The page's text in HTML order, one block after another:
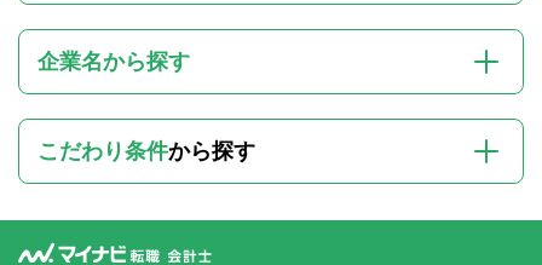
企業名から探す
こだわり条件から探す